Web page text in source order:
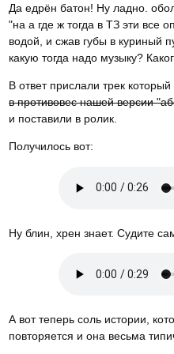
Да едрён батон! Ну ладно.
"на а где ж тогда в ТЗ эти все
водой, и сжав губы в куриный
какую тогда надо музыку?
В ответ прислали трек который
в противовес нашей версии
и поставили в ролик.
Получилось вот:
Ну блин, хрен знает. Судите
А вот теперь соль истории,
повторяется и она весьма